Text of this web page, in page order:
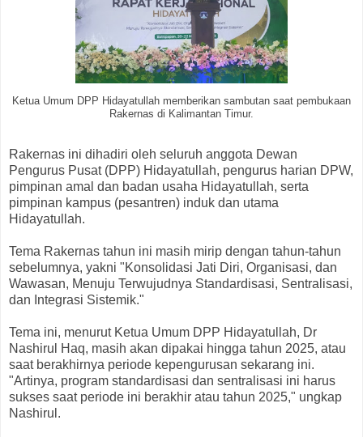
Ketua Umum DPP Hidayatullah memberikan sambutan saat pembukaan
Rakernas di Kalimantan Timur.
Rakernas ini dihadiri oleh seluruh anggota Dewan
Pengurus Pusat (DPP) Hidayatullah, pengurus harian DPW,
pimpinan amal dan badan usaha Hidayatullah, serta
pimpinan kampus (pesantren) induk dan utama
Hidayatullah.
Tema Rakernas tahun ini masih mirip dengan tahun-tahun
sebelumnya, yakni "Konsolidasi Jati Diri, Organisasi, dan
Wawasan, Menuju Terwujudnya Standardisasi, Sentralisasi,
dan Integrasi Sistemik."
Tema ini, menurut Ketua Umum DPP Hidayatullah, Dr
Nashirul Haq, masih akan dipakai hingga tahun 2025, atau
saat berakhirnya periode kepengurusan sekarang ini.
"Artinya, program standardisasi dan sentralisasi ini harus
sukses saat periode ini berakhir atau tahun 2025," ungkap
Nashirul.